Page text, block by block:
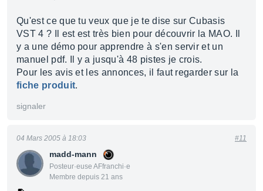
Qu'est ce que tu veux que je te dise sur Cubasis
VST 4 ? Il est est très bien pour découvrir la MAO. Il
y a une démo pour apprendre à s'en servir et un
manuel pdf. Il y a jusqu'à 48 pistes je crois.
Pour les avis et les annonces, il faut regarder sur la
fiche produit.
signaler
madd-mann
Posteur·euse AFfranchi·e
Membre depuis 21 ans
04 Mars 2005 à 18:03 #11